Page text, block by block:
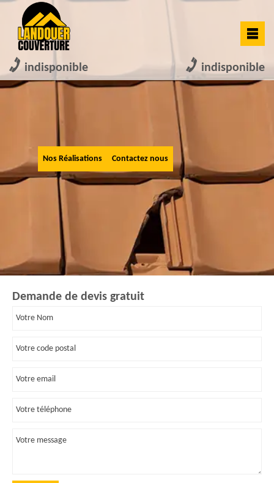
indisponible indisponible
Nos Réalisations Contactez nous
Demande de devis gratuit